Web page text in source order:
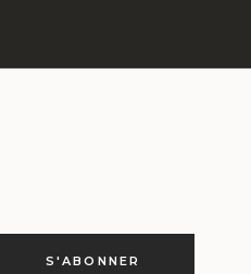
Djibouti (DJF
Fdj)
S'ABONNER